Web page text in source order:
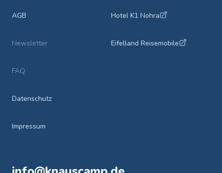
AGB
Newsletter
FAQ
Datenschutz
Impressum
Hotel K1 Nohra
Eifelland Reisemobile